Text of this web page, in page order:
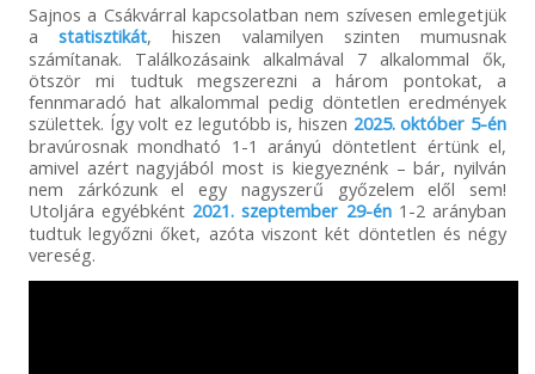
Sajnos a Csákvárral kapcsolatban nem szívesen emlegetjük
astatisztikát, hiszen valamilyen szinten mumusnak
számítanak. Találkozásaink alkalmával 7 alkalommal ők,
ötször mi tudtuk megszerezni a három pontokat, a
fennmaradó hat alkalommal pedig döntetlen eredmények
születtek. Így volt ez legutóbb is, hiszen 2025. október 5-én
bravúrosnak mondható 1-1 arányú döntetlent értünk el,
amivel azért nagyjából most is kiegyeznénk – bár, nyilván
nem zárkózunk el egy nagyszerű győzelem elől sem!
Utoljára egyébként 2021. szeptember 29-én1-2 arányban
tudtuk legyőzni őket, azóta viszont két döntetlen és négy
vereség.